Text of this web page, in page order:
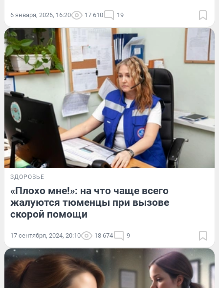
6 января, 2026, 16:20 17 610 19
ЗДОРОВЬЕ
«Плохо мне!»: на что чаще всего
жалуются тюменцы при вызове
скорой помощи
17 сентября, 2024, 20:10 18 674 9